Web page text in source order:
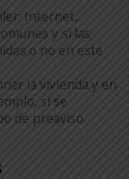
Internet,
y si las
o no en este
la vivienda y en
si se
de preaviso.